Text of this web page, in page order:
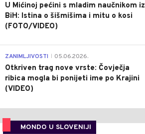
U Mićinoj pećini s mladim naučnikom iz
BiH: Istina o šišmišima i mitu o kosi
(FOTO/VIDEO)
ZANIMLJIVOSTI 05.06.2026.
Otkriven trag nove vrste: Čovječja
ribica mogla bi ponijeti ime po Krajini
(VIDEO)
MONDO U SLOVENIJI